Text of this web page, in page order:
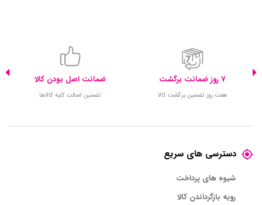
7 روز ضمانت برگشت
هفت روز تضمین برگشت کالا
ضمانت اصل بودن کالا
تضمین اصالت کلیه کالاها
دسترسی های سریع
شیوه های پرداخت
رویه بازگرداندن کالا